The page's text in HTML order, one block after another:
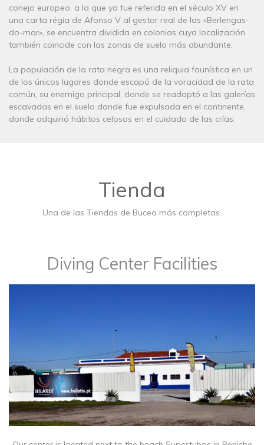
conejo europeo, a la que ya fue referida en el século XV en
una carta régia de Afonso V al gestor real de las «Berlengas-
do-mar», se encuentra dividida en colonias cuya localización
también coincide con las zonas de suelo más abundante.
La populación de la rata negra es una reliquia faunística en un
de los únicos lugares donde escapó de la voracidad de la rata
común, su enemigo principal, donde se readaptó a las galerías
escavadas en el suelo donde fue expulsada en el continente,
donde adquirió hábitos celosos en el cuidado de las crías.
Tienda
Una de las Tiendas de Buceo más completas.
Diving Center Facilities